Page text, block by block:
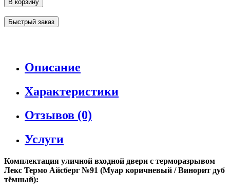
В корзину
Быстрый заказ
Описание
Характеристики
Отзывов (0)
Услуги
Комплектация уличной входной двери с терморазрывом
Лекс Термо Айсберг №91 (Муар коричневый / Винорит дуб
тёмный):